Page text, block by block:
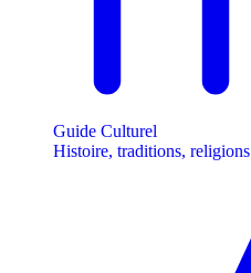
Guide Culturel
Histoire, traditions, religions